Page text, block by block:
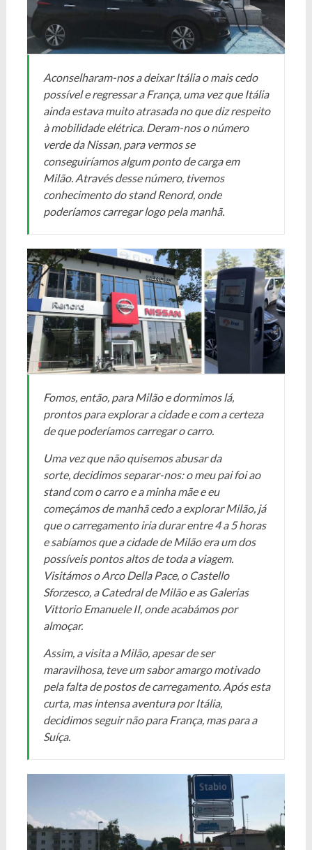
Aconselharam-nos a deixar Itália o mais cedo
possível e regressar a França, uma vez que Itália
ainda estava muito atrasada no que diz respeito
à mobilidade elétrica. Deram-nos o número
verde da Nissan, para vermos se
conseguiríamos algum ponto de carga em
Milão. Através desse número, tivemos
conhecimento do stand Renord, onde
poderíamos carregar logo pela manhã.
Fomos, então, para Milão e dormimos lá,
prontos para explorar a cidade e com a certeza
de que poderíamos carregar o carro.
Uma vez que não quisemos abusar da
sorte, decidimos separar-nos: o meu pai foi ao
stand com o carro e a minha mãe e eu
começámos de manhã cedo a explorar Milão, já
que o carregamento iria durar entre 4 a 5 horas
e sabíamos que a cidade de Milão era um dos
possíveis pontos altos de toda a viagem.
Visitámos o Arco Della Pace, o Castello
Sforzesco, a Catedral de Milão e as Galerias
Vittorio Emanuele II, onde acabámos por
almoçar.
Assim, a visita a Milão, apesar de ser
maravilhosa, teve um sabor amargo motivado
pela falta de postos de carregamento. Após esta
curta, mas intensa aventura por Itália,
decidimos seguir não para França, mas para a
Suíça.